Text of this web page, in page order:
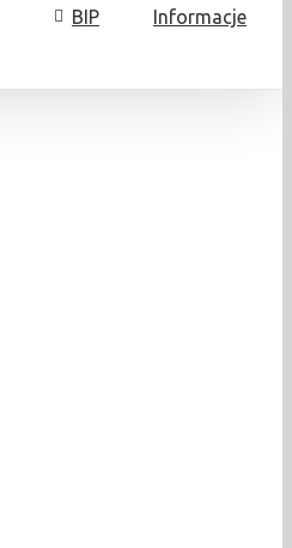
BIP Informacje